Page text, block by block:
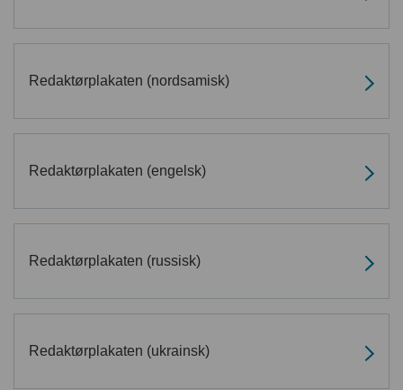
Redaktørplakaten (nordsamisk)
Redaktørplakaten (engelsk)
Redaktørplakaten (russisk)
Redaktørplakaten (ukrainsk)